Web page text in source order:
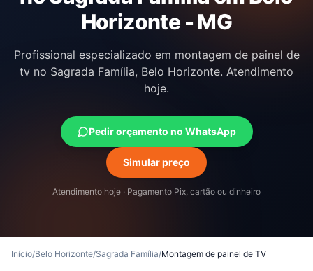
Horizonte - MG
Profissional especializado em montagem de painel de
tv no Sagrada Família, Belo Horizonte. Atendimento
hoje.
Pedir orçamento no WhatsApp
Simular preço
Atendimento hoje · Pagamento Pix, cartão ou dinheiro
Início/Belo Horizonte/Sagrada Família/Montagem de painel de TV